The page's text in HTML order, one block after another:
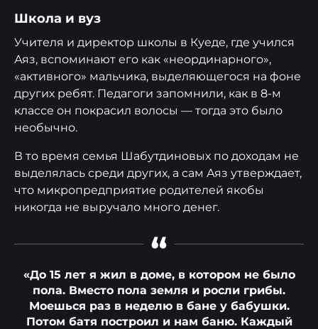
Школа и вуз
Учителя и директор школы в Куеде, где учился
Аяз, вспоминают его как «неординарного»,
«активного» мальчика, выделяющегося на фоне
других ребят. Педагоги запомнили, как в 8-м
классе он покрасил волосы — тогда это было
необычно.
В то время семья Шабутдиновых по доходам не
выделялась среди других, а сам Аяз утверждает,
что микропредприятие родителей якобы
никогда не выручало много денег.
“
«До 15 лет я жил в доме, в котором не было
пола. Вместо пола земля и росли грибы.
Моешься раз в неделю в бане у бабушки.
Потом батя построил и нам баню. Каждый